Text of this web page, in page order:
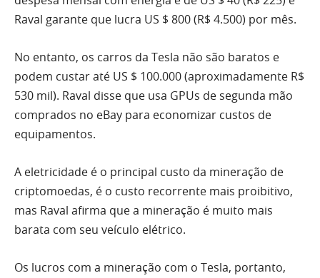
Raval garante que lucra US $ 800 (R$ 4.500) por mês.
No entanto, os carros da Tesla não são baratos e
podem custar até US $ 100.000 (aproximadamente R$
530 mil). Raval disse que usa GPUs de segunda mão
comprados no eBay para economizar custos de
equipamentos.
A eletricidade é o principal custo da mineração de
criptomoedas, é o custo recorrente mais proibitivo,
mas Raval afirma que a mineração é muito mais
barata com seu veículo elétrico.
Os lucros com a mineração com o Tesla, portanto,